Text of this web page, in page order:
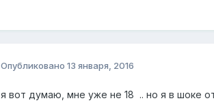
Опубликовано 13 января, 2016
я вот думаю, мне уже не 18 .. но я в шоке